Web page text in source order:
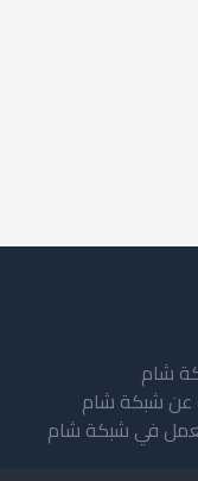
شام
شبكة شام
في شبكة شام